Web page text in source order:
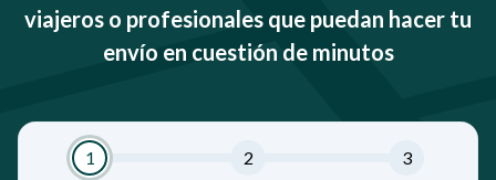
viajeros o profesionales que puedan hacer tu
envío en cuestión de minutos
1 2 3